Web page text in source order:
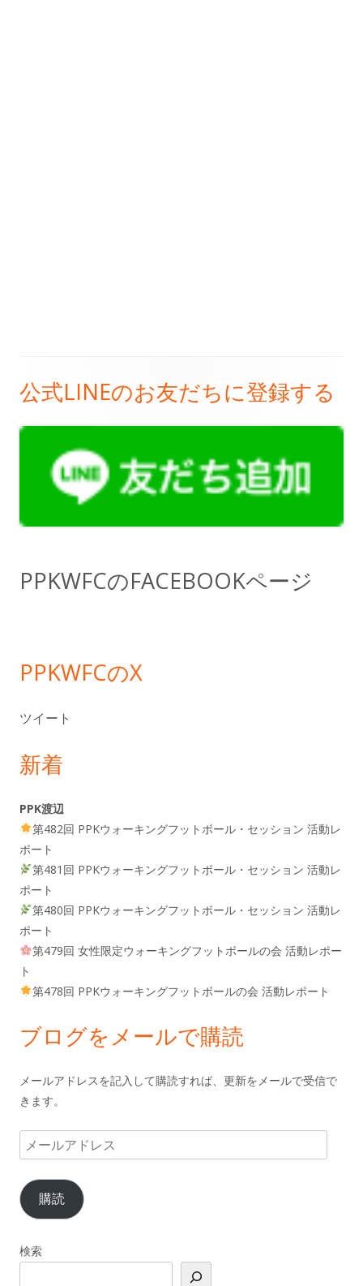
メ
イ
イ
ド
公式LINEのお友だちに登録する
PPKWFCのFACEBOOKページ
PPKWFCのX
ツイート
新着
PPK渡辺
第482回 PPKウォーキングフットボール・セッション 活動レ
ポート
第481回 PPKウォーキングフットボール・セッション 活動レ
ポート
第480回 PPKウォーキングフットボール・セッション 活動レ
ポート
第479回 女性限定ウォーキングフットボールの会 活動レポー
ト
第478回 PPKウォーキングフットボールの会 活動レポート
ブログをメールで購読
メールアドレスを記入して購読すれば、更新をメールで受信で
きます。
ー
ル
ア
ド
ス
購読
検索